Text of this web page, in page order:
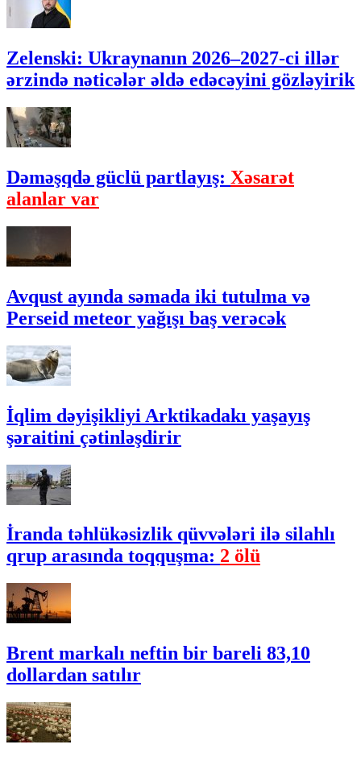
Zelenski: Ukraynanın 2026–2027-ci illər
ərzində nəticələr əldə edəcəyini gözləyirik
Dəməşqdə güclü partlayış: Xəsarət
alanlar var
Avqust ayında səmada iki tutulma və
Perseid meteor yağışı baş verəcək
İqlim dəyişikliyi Arktikadakı yaşayış
şəraitini çətinləşdirir
İranda təhlükəsizlik qüvvələri ilə silahlı
qrup arasında toqquşma: 2 ölü
Brent markalı neftin bir bareli 83,10
dollardan satılır